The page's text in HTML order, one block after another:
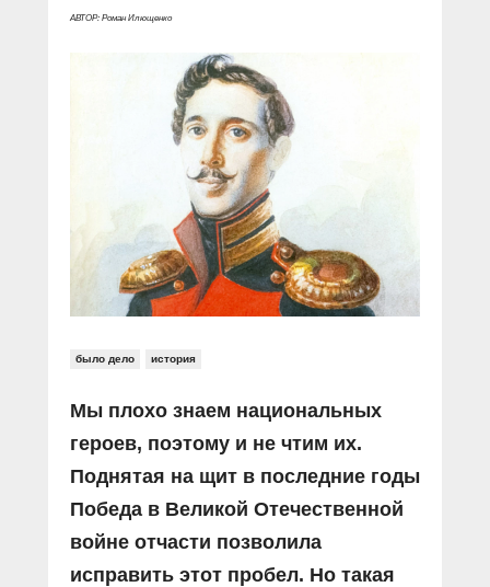
АВТОР: Роман Илющенко
было дело история
Мы плохо знаем национальных
героев, поэтому и не чтим их.
Поднятая на щит в последние годы
Победа в Великой Отечественной
войне отчасти позволила
исправить этот пробел. Но такая